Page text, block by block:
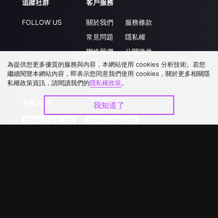
追蹤社群
FOLLOW US
客戶服務
關於我們
常見問題
聯絡我們
升級VIP
服務條款
隱私權
公開徵件
合作洽談
為提供您更多優質的服務與內容，本網站使用 cookies 分析技術。若您
繼續閱覽本網站內容，即表示您同意我們使用 cookies，關於更多相關隱
私權政策資訊，請閱讀我們的隱私權政策。
我知道了